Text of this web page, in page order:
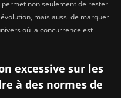
non seulement de rester
mais aussi de marquer
où la concurrence est
excessive sur les
à des normes de